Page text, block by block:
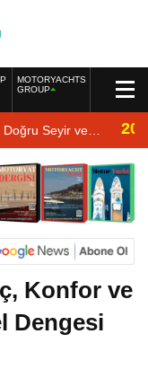
MOTORYACHTS
GROUP
Doğru Seyir ve
Konfor ve
Dengesi